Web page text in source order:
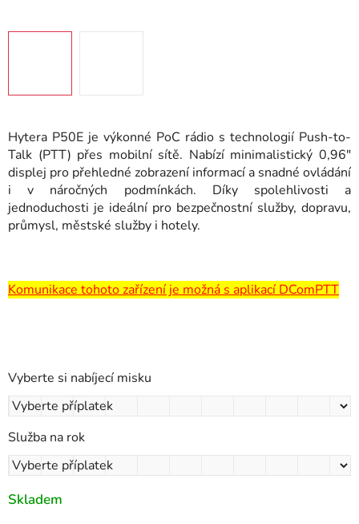
Hytera P50E je výkonné PoC rádio s technologií Push-to-
Talk (PTT) přes mobilní sítě. Nabízí minimalistický 0,96"
displej pro přehledné zobrazení informací a snadné ovládání
i v náročných podmínkách. Díky spolehlivosti a
jednoduchosti je ideální pro bezpečnostní služby, dopravu,
průmysl, městské služby i hotely.
Komunikace tohoto zařízení je možná s aplikací DComPTT
Vyberte si nabíjecí misku
Služba na rok
Skladem